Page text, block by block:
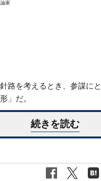
家
路を考えるとき、参謀に
」だ。
続きを読む